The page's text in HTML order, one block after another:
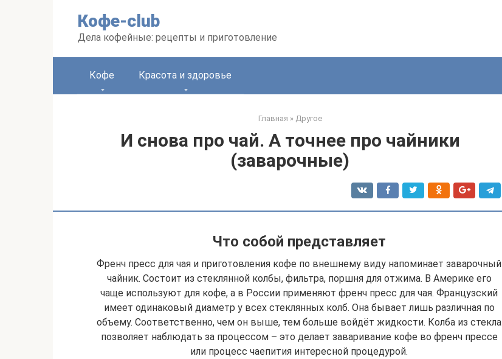
Кофе-club
Дела кофейные: рецепты и приготовление
Кофе Красота и здоровье
Главная » Другое
И снова про чай. А точнее про чайники
(заварочные)
Что собой представляет
Френч пресс для чая и приготовления кофе по внешнему виду напоминает заварочный
чайник. Состоит из стеклянной колбы, фильтра, поршня для отжима. В Америке его
чаще используют для кофе, а в России применяют френч пресс для чая. Французский
имеет одинаковый диаметр у всех стеклянных колб. Она бывает лишь различная по
объему. Соответственно, чем он выше, тем больше войдёт жидкости. Колба из стекла
позволяет наблюдать за процессом – это делает заваривание кофе во френч прессе
или процесс чаепития интересной процедурой.